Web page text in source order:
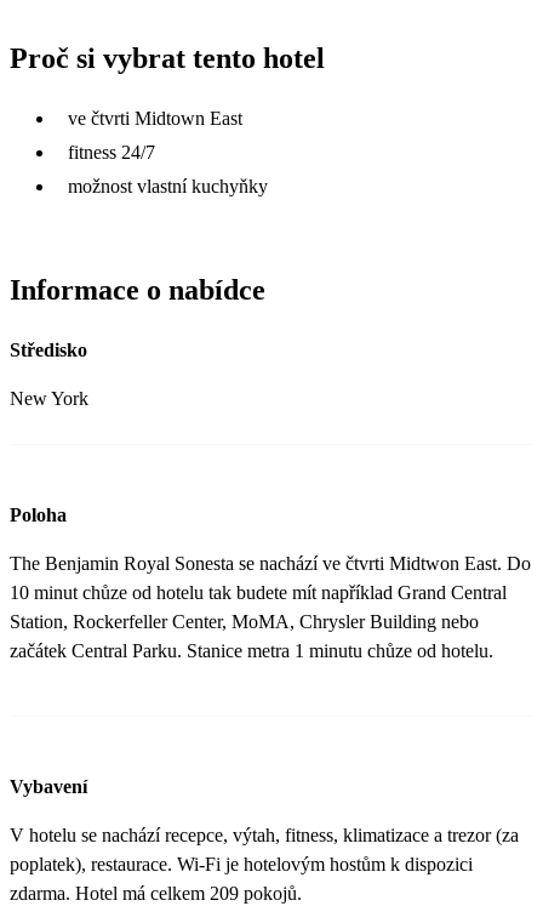
51 889 51 179
Proč si vybrat tento hotel
ve čtvrti Midtown East
fitness 24/7
možnost vlastní kuchyňky
Informace o nabídce
Středisko
New York
Poloha
The Benjamin Royal Sonesta se nachází ve čtvrti Midtwon East. Do
10 minut chůze od hotelu tak budete mít například Grand Central
Station, Rockerfeller Center, MoMA, Chrysler Building nebo
začátek Central Parku. Stanice metra 1 minutu chůze od hotelu.
Vybavení
V hotelu se nachází recepce, výtah, fitness, klimatizace a trezor (za
poplatek), restaurace. Wi-Fi je hotelovým hostům k dispozici
zdarma. Hotel má celkem 209 pokojů.